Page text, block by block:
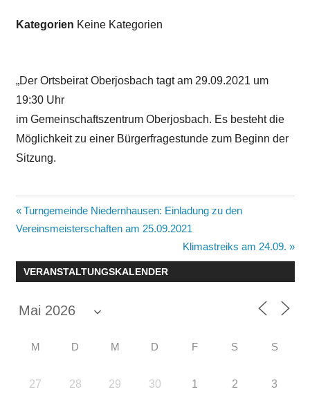
Kategorien Keine Kategorien
„Der Ortsbeirat Oberjosbach tagt am 29.09.2021 um
19:30 Uhr
im Gemeinschaftszentrum Oberjosbach. Es besteht die
Möglichkeit zu einer Bürgerfragestunde zum Beginn der
Sitzung.
Beitragsnavigation
Vorheriger
Beitrag:
Turngemeinde Niedernhausen: Einladung zu den
Vereinsmeisterschaften am 25.09.2021
Nächster
Beitrag:
Klimastreiks am 24.09.
VERANSTALTUNGSKALENDER
M D M D F S S
27 28 29 30 1 2 3